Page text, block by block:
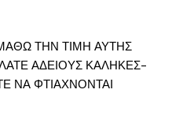
ΤΗΝ ΤΙΜΗ ΑΥΤΗΣ
ΑΔΕΙΟΥΣ ΚΑΛΗΚΕΣ-
ΝΑ ΦΤΙΑΧΝΟΝΤΑΙ